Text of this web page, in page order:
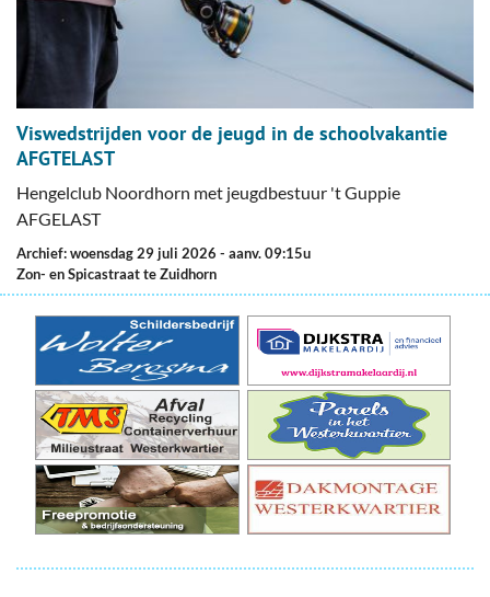
Viswedstrijden voor de jeugd in de schoolvakantie
AFGTELAST
Hengelclub Noordhorn met jeugdbestuur 't Guppie
AFGELAST
Archief: woensdag 29 juli 2026 - aanv. 09:15u
Zon- en Spicastraat te Zuidhorn